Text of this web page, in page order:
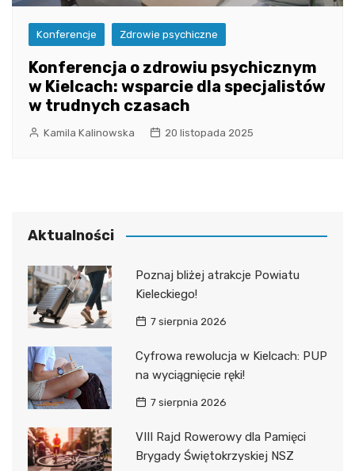
Konferencje Zdrowie psychiczne
Konferencja o zdrowiu psychicznym
w Kielcach: wsparcie dla specjalistów
w trudnych czasach
Kamila Kalinowska 20 listopada 2025
Aktualności
Poznaj bliżej atrakcje Powiatu
Kieleckiego!
7 sierpnia 2026
Cyfrowa rewolucja w Kielcach: PUP
na wyciągnięcie ręki!
7 sierpnia 2026
VIII Rajd Rowerowy dla Pamięci
Brygady Świętokrzyskiej NSZ